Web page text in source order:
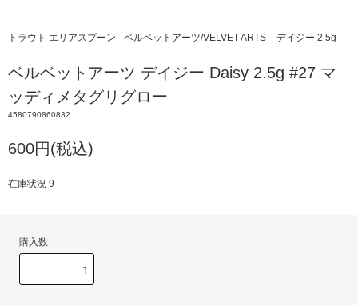
トラウト エリアスプーン ベルベットアーツ/VELVET ARTS デイジー 2.5g
ベルベットアーツ デイジー Daisy 2.5g #27 マ
ッディメタグリグロー
4580790860832
600円(税込)
在庫状況 9
購入数